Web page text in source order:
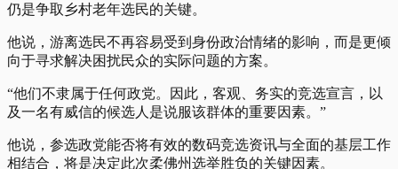
仍是争取乡村老年选民的关键。
他说，游离选民不再容易受到身份政治情绪的影响，而是更倾
向于寻求解决困扰民众的实际问题的方案。
“他们不隶属于任何政党。因此，客观、务实的竞选宣言，以
及一名有威信的候选人是说服该群体的重要因素。”
他说，参选政党能否将有效的数码竞选资讯与全面的基层工作
相结合，将是决定此次柔佛州选举胜负的关键因素。